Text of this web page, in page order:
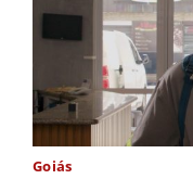
Goiás